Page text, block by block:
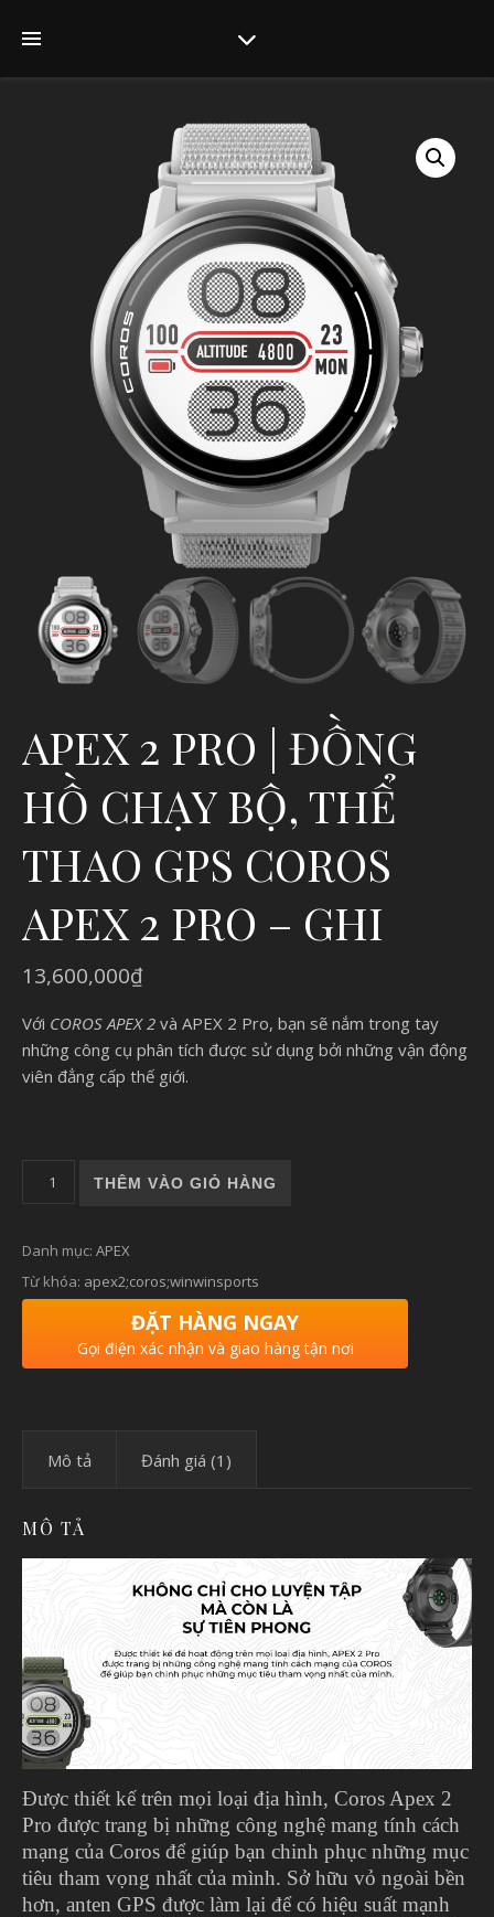
APEX 2 PRO | ĐỒNG
HỒ CHẠY BỘ, THỂ
THAO GPS COROS
APEX 2 PRO – GHI
13,600,000₫
Với COROS APEX 2 và APEX 2 Pro, bạn sẽ nắm trong tay
những công cụ phân tích được sử dụng bởi những vận động
viên đẳng cấp thế giới.
APEX 2 PRO | ĐỒNG HỒ CHẠY BỘ, THỂ THAO GPS
THÊM VÀO GIỎ HÀNG
Danh mục: APEX
Từ khóa: apex2;coros;winwinsports
ĐẶT HÀNG NGAY
Gọi điện xác nhận và giao hàng tận nơi
Mô tả Đánh giá (1)
MÔ TẢ
Được thiết kế trên mọi loại địa hình, Coros Apex 2
Pro được trang bị những công nghệ mang tính cách
mạng của Coros để giúp bạn chinh phục những mục
tiêu tham vọng nhất của mình. Sở hữu vỏ ngoài bền
hơn, anten GPS được làm lại để có hiệu suất mạnh